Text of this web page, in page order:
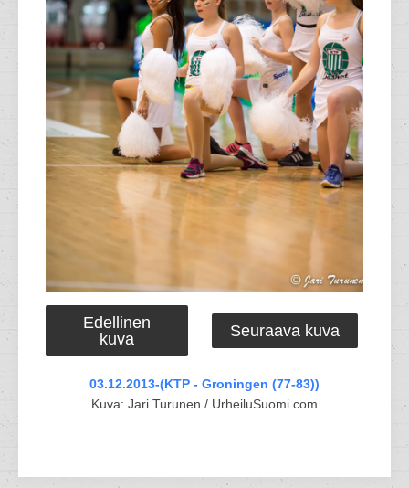
Edellinen
kuva
Seuraava kuva
03.12.2013-(KTP - Groningen (77-83))
Kuva: Jari Turunen / UrheiluSuomi.com